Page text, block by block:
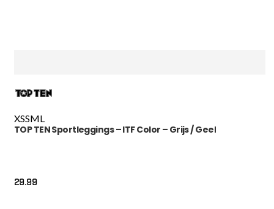
XSSML
TOP TEN Sportleggings – ITF Color – Grijs / Geel
29.99